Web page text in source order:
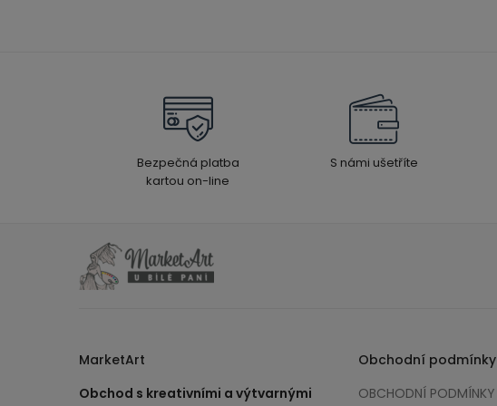
Bezpečná platba
kartou on-line
S námi ušetříte
MarketArt
Obchod s kreativními a výtvarnými
Obchodní podmínky
OBCHODNÍ PODMÍNKY